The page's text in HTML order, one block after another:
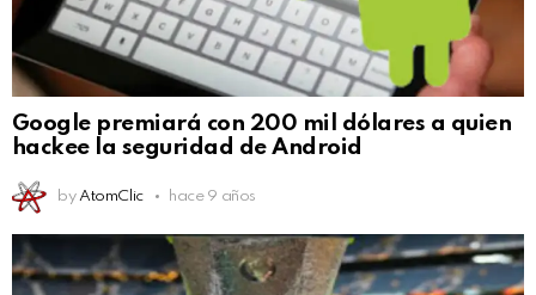
Google premiará con 200 mil dólares a quien
hackee la seguridad de Android
by AtomClic hace 9 años